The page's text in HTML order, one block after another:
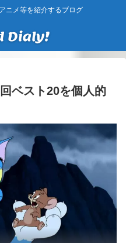
ニメ等を紹介するブログ
ベスト20を個人的